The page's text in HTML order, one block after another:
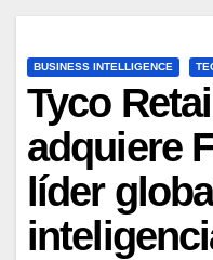
BUSINESS INTELLIGENCE
Tyco
adquiere
líder